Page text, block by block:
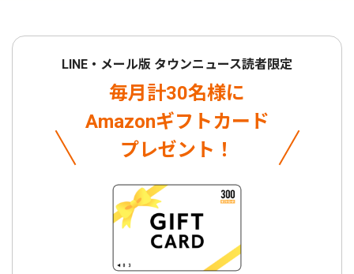
LINE・メール版 タウンニュース読者限定
毎月計30名様に
Amazonギフトカード
プレゼント！